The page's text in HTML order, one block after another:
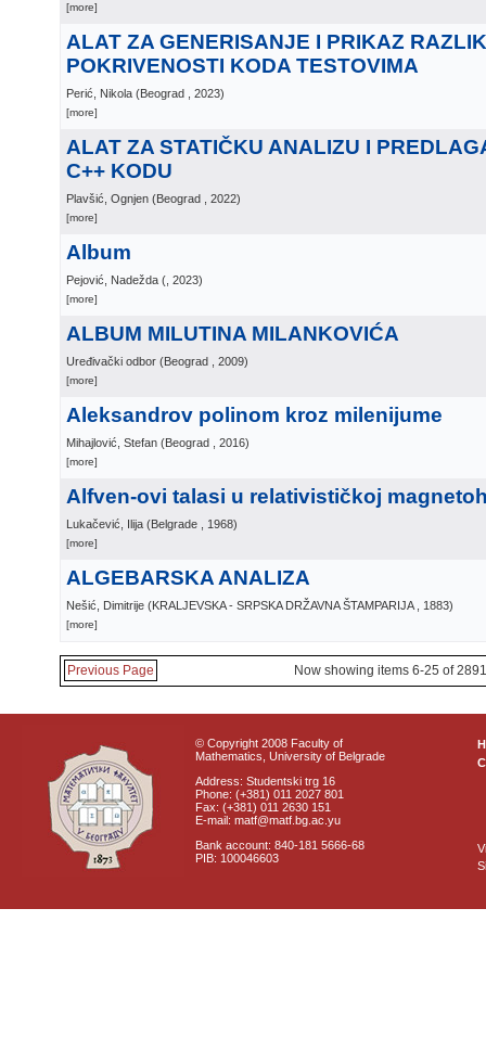
[more]
ALAT ZA GENERISANJE I PRIKAZ
POKRIVENOSTI KODA TESTOVIMA
Perić, Nikola (Beograd , 2023)
[more]
ALAT ZA STATIČKU ANALIZU I
C++ KODU
Plavšić, Ognjen (Beograd , 2022)
[more]
Album
Pejović, Nadežda ( , 2023)
[more]
ALBUM MILUTINA MILANKOVIĆA
Uređivački odbor (Beograd , 2009)
[more]
Aleksandrov polinom kroz milenijume
Mihajlović, Stefan (Beograd , 2016)
[more]
Alfven-ovi talasi u relativističkoj
Lukačević, Ilija (Belgrade , 1968)
[more]
ALGEBARSKA ANALIZA
Nešić, Dimitrije (KRALJEVSKA - SRPSKA DRŽAVNA ŠTAMPARIJA , 1883)
[more]
Previous Page Now showing items 6-25 of 2891
© Copyright 2008 Faculty of
Mathematics, University of Belgrade
Address: Studentski trg 16
Phone: (+381) 011 2027 801
Fax: (+381) 011 2630 151
E-mail: matf@matf.bg.ac.yu
Bank account: 840-181 5666-68
PIB: 100046603